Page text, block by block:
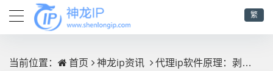
繁
当前位置： 首页 神龙ip资讯 代理ip软件原理：剥开数据包转发的洋葱壳，用最接地气的话讲透底层逻辑